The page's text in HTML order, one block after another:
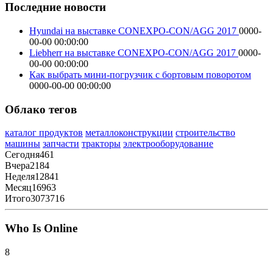
Последние новости
Hyundai на выставке CONEXPO-CON/AGG 2017 0000-
00-00 00:00:00
Liebherr на выставке CONEXPO-CON/AGG 2017 0000-
00-00 00:00:00
Как выбрать мини-погрузчик с бортовым поворотом
0000-00-00 00:00:00
Облако тегов
каталог продуктов металлоконструкции строительство
машины запчасти тракторы электрооборудование
Сегодня461
Вчера2184
Неделя12841
Месяц16963
Итого3073716
Who Is Online
8